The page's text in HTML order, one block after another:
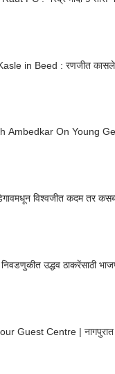
in Beed : रणजीत
Ambedkar On Young
विश्वजीत कदम तर
उद्धव ठाकरेंसाठी
Guest Centre | नागपुरात